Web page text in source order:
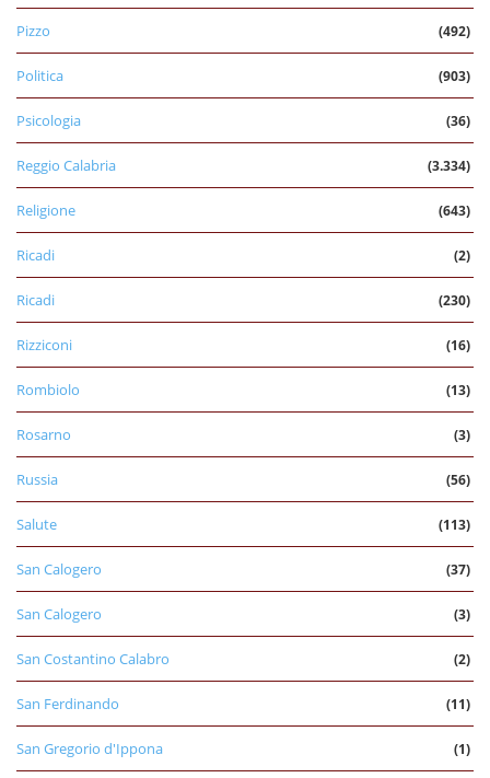
Pizzo (492)
Politica (903)
Psicologia (36)
Reggio Calabria (3.334)
Religione (643)
Ricadi (2)
Ricadi (230)
Rizziconi (16)
Rombiolo (13)
Rosarno (3)
Russia (56)
Salute (113)
San Calogero (37)
San Calogero (3)
San Costantino Calabro (2)
San Ferdinando (11)
San Gregorio d'Ippona (1)